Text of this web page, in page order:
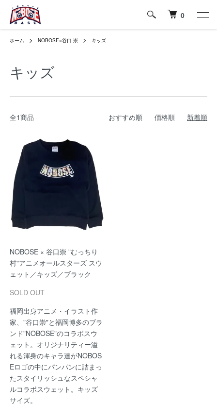
0
ホーム NOBOSE×谷口 崇 キッズ
キッズ
全1商品 おすすめ順 価格順 新着順
NOBOSE × 谷口崇 "むっちり
村"アニメオールスターズ スウ
ェット／キッズ／ブラック
SOLD OUT
福岡出身アニメ・イラスト作
家、"谷口崇"と福岡博多のブラ
ンド"NOBOSE"のコラボスウ
ェット。オリジナリティー溢
れる渾身のキャラ達がNOBOS
Eロゴの中にパンパンに詰まっ
たスタイリッシュなスペシャ
ルコラボスウェット。キッズ
サイズ。